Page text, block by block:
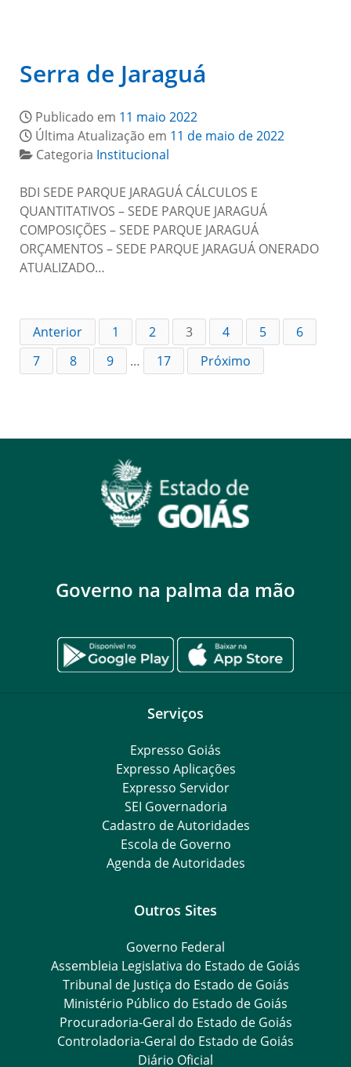
Serra de Jaraguá
Publicado em 11 maio 2022
Última Atualização em 11 de maio de 2022
Categoria Institucional
BDI SEDE PARQUE JARAGUÁ CÁLCULOS E
QUANTITATIVOS – SEDE PARQUE JARAGUÁ
COMPOSIÇÕES – SEDE PARQUE JARAGUÁ
ORÇAMENTOS – SEDE PARQUE JARAGUÁ ONERADO
ATUALIZADO…
Anterior 1 2 3 4 5
6
7
8 9 … 17 Próximo
Governo na palma da mão
Serviços
Expresso Goiás
Expresso Aplicações
Expresso Servidor
SEI Governadoria
Cadastro de Autoridades
Escola de Governo
Agenda de Autoridades
Outros Sites
Governo Federal
Assembleia Legislativa do Estado de Goiás
Tribunal de Justiça do Estado de Goiás
Ministério Público do Estado de Goiás
Procuradoria-Geral do Estado de Goiás
Controladoria-Geral do Estado de Goiás
Diário Oficial